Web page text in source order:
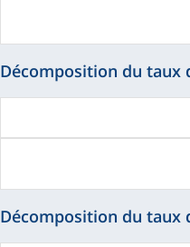
Décomposition du taux
Décomposition du taux